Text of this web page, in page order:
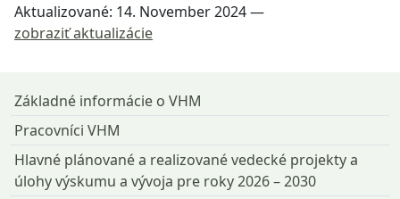
Aktualizované: 14. November 2024—
zobraziť aktualizácie
Základné informácie o VHM
Pracovníci VHM
Hlavné plánované a realizované vedecké projekty a
úlohy výskumu a vývoja pre roky 2026 – 2030